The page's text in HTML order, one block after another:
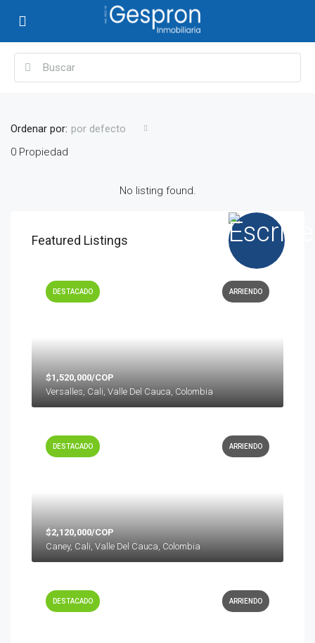
0 Propiedad
Ordenar por: por defecto
No listing found.
Featured Listings
ARRIENDO
DESTACADO
$1,520,000/COP
Versalles, Cali, Valle Del Cauca, Colombia
ARRIENDO
DESTACADO
$2,120,000/COP
Caney, Cali, Valle Del Cauca, Colombia
ARRIENDO
DESTACADO